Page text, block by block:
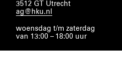
3512 GT Utrecht
ag@hku.nl
woensdag t/m zaterdag
van 13:00 – 18:00 uur